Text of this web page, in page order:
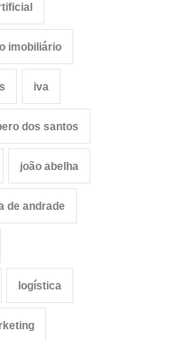
imobiliário
iva
dos santos
joão abelha
de andrade
logística